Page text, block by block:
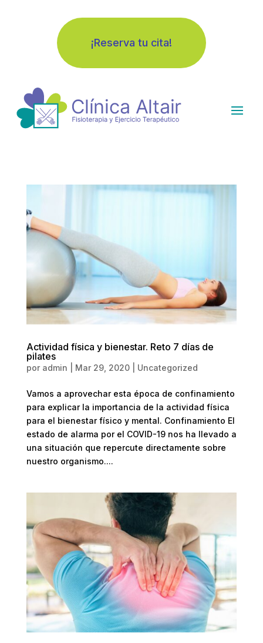
¡Reserva tu cita!
Actividad física y bienestar. Reto 7 días de
pilates
por admin Mar 29, 2020| Uncategorized
Vamos a aprovechar esta época de confinamiento
para explicar la importancia de la actividad física
para el bienestar físico y mental. Confinamiento El
estado de alarma por el COVID-19 nos ha llevado a
una situación que repercute directamente sobre
nuestro organismo....